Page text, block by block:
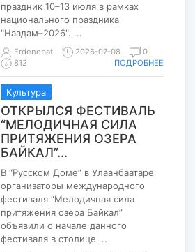
праздник 10–13 июля в рамках
национального праздника
"Наадам–2026". ...
Erdenebat 2026-07-08
0
812
ПОДРОБНЕЕ
Kультура
ОТКРЫЛСЯ ФЕСТИВАЛЬ
“МЕЛОДИЧНАЯ СИЛА
ПРИТЯЖЕНИЯ ОЗЕРА
БАЙКАЛ”...
В “Русском Доме” в Улаанбаатаре
организаторы международного
фестиваля “Мелодичная сила
притяжения озера Байкал”
объявили о начале данного
фестиваля в столице ...